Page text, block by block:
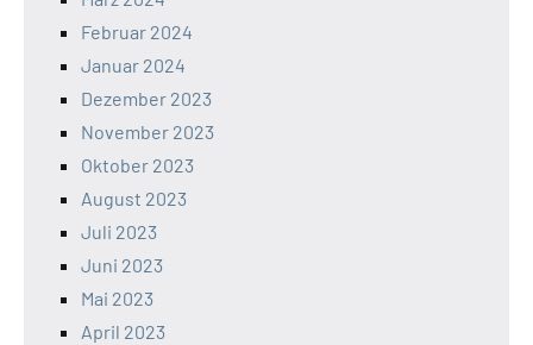
Februar 2024
Januar 2024
Dezember 2023
November 2023
Oktober 2023
August 2023
Juli 2023
Juni 2023
Mai 2023
April 2023